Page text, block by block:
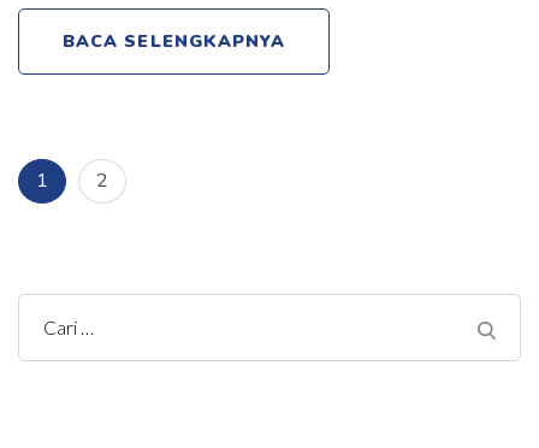
BACA SELENGKAPNYA
P
g
H
a
m
n
1
H
a
m
n
2
C
a